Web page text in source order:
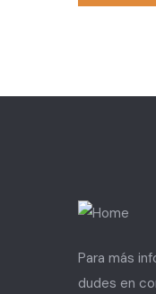
Para más
dudes en